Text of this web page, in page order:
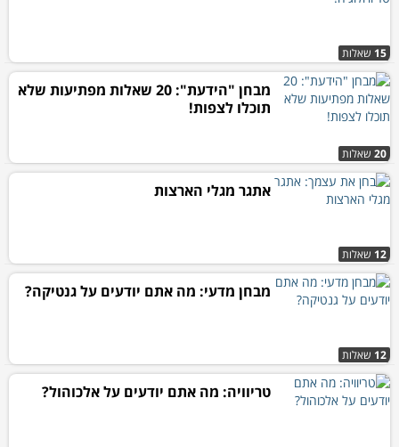
15 שאלות
20 שאלות
מבחן "הידעת": 20 שאלות מפתיעות שלא
תוכלו לצפות!
12 שאלות
אתגר מגלי הארצות
12 שאלות
מבחן מדעי: מה אתם יודעים על גנטיקה?
טריוויה: מה אתם יודעים על אלכוהול?